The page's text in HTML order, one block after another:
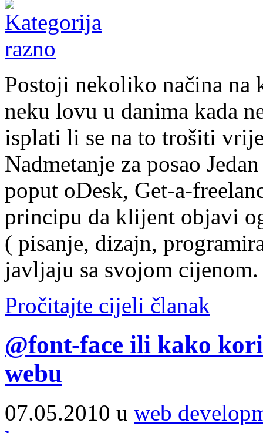
Postoji nekoliko načina na
neku lovu u danima kada
isplati li se na to trošiti
Nadmetanje za posao
poput oDesk, Get-a-
principu da klijent objavi
( pisanje, dizajn,
javljaju sa svojom
Pročitajte cijeli članak
@font-face ili kako
webu
07.05.2010 u web